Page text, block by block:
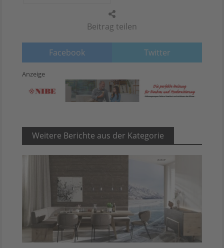
Beitrag teilen
Facebook Twitter
Anzeige
Weitere Berichte aus der Kategorie